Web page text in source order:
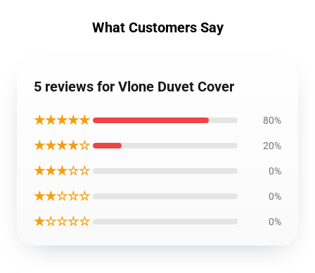
What Customers Say
5 reviews for Vlone Duvet Cover
★★★★★ 80%
★★★★☆ 20%
★★★☆☆ 0%
★★☆☆☆ 0%
★☆☆☆☆ 0%